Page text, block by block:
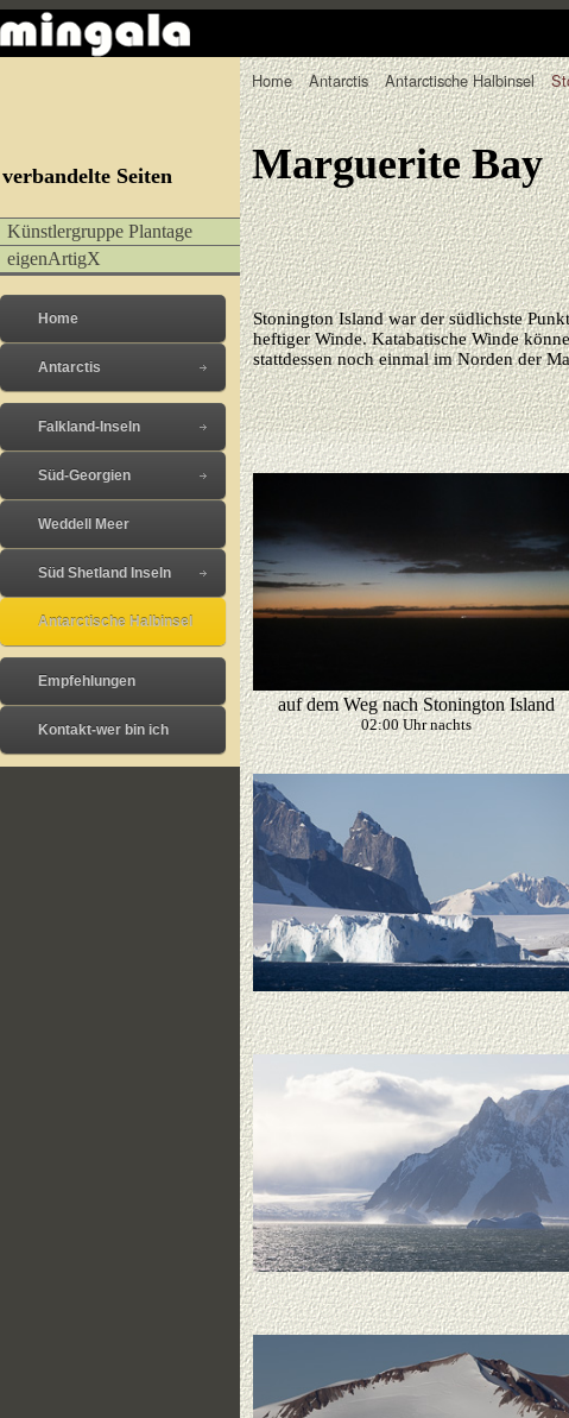
verbandelte Seiten
Künstlergruppe Plantage
eigenArtigX
Home
Antarctis
Falkland-Inseln
Süd-Georgien
Weddell Meer
Süd Shetland Inseln
Antarctische Halbinsel
Empfehlungen
Kontakt-wer bin ich
Home Antarctis Antarctische Halbinsel
Marguerite Bay
Stonington Island war der südlichste
heftiger Winde. Katabatische Winde
stattdessen noch einmal im Norden der
auf dem Weg nach Stonington Island
02:00 Uhr nachts